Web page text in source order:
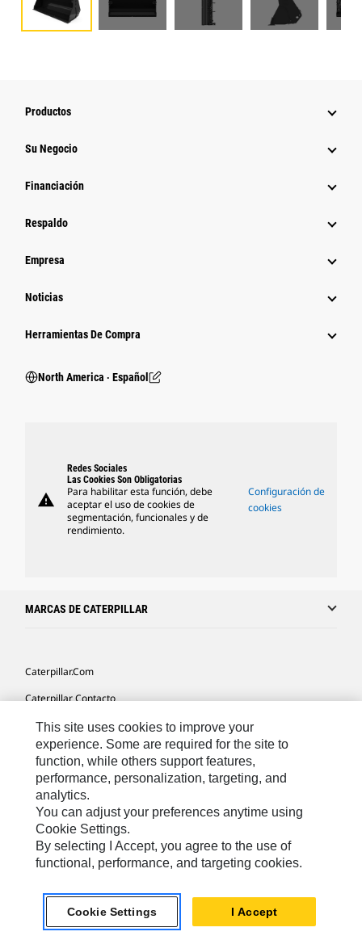
Productos
Su Negocio
Financiación
Respaldo
Empresa
Noticias
Herramientas De Compra
North America ‧ Español
warning
Redes Sociales
Las Cookies Son Obligatorias
Para habilitar esta función, debe
aceptar el uso de cookies de
segmentación, funcionales y de
rendimiento.
Configuración de
cookies
MARCAS DE CATERPILLAR
Caterpillar.com
Caterpillar Contacto
Mis Preferencias De Marketing
Site Map
Cookie Settings
Legal
Privacy
US- Español© 2026 Caterpillar. Todos los derechos reservados.
This site uses cookies to improve your
experience. Some are required for the site to
function, while others support features,
performance, personalization, targeting, and
analytics.
You can adjust your preferences anytime using
Cookie Settings.
By selecting I Accept, you agree to the use of
functional, performance, and targeting cookies.
Cookie Settings I Accept